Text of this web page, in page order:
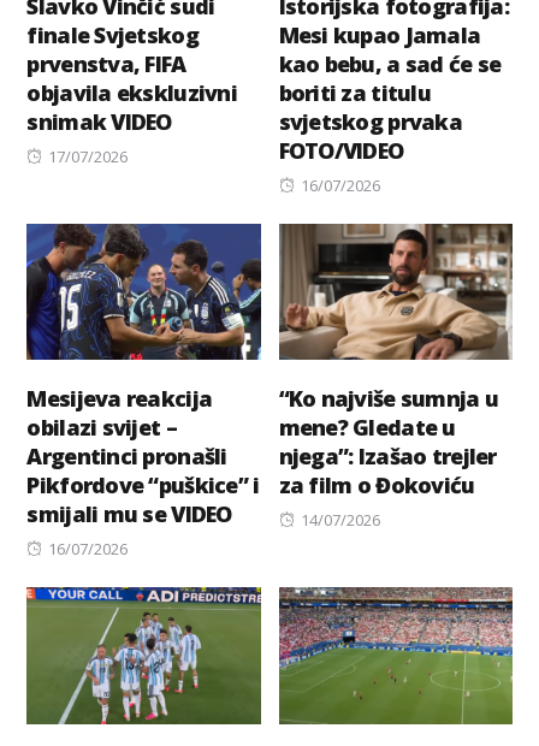
finale Svjetskog
prvenstva, FIFA
objavila ekskluzivni
snimak VIDEO
Posted
17/07/2026
Mesi kupao Jamala
kao bebu, a sad će se
boriti za titulu
svjetskog prvaka
FOTO/VIDEO
Posted
16/07/2026
Mesijeva reakcija
obilazi svijet –
Argentinci pronašli
Pikfordove “puškice” i
smijali mu se VIDEO
Posted
16/07/2026
“Ko najviše sumnja u
mene? Gledate u
njega”: Izašao trejler
za film o Đokoviću
Posted
14/07/2026